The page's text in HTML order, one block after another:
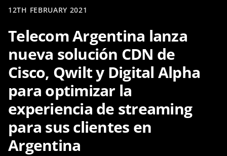
12TH FEBRUARY 2021
Telecom Argentina lanza
nueva solución CDN de
Cisco, Qwilt y Digital Alpha
para optimizar la
experiencia de streaming
para sus clientes en
Argentina